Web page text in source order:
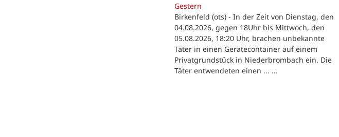
Gestern
Birkenfeld (ots) - In der Zeit von Dienstag, den
04.08.2026, gegen 18Uhr bis Mittwoch, den
05.08.2026, 18:20 Uhr, brachen unbekannte
Täter in einen Gerätecontainer auf einem
Privatgrundstück in Niederbrombach ein. Die
Täter entwendeten einen ... …